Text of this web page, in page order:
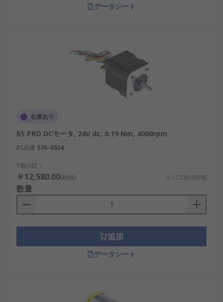
定格電力（電圧）：3V、5V、12V、24Vなど使
：温度や湿度条件に対応した防塵・
防水仕様の有無を考慮します。
DCモーターは用途範囲が広く、用途に応じて特性を
生かせることができます。工業用、商業用、ホビー
用など、様々な場面で実用されています。
再生可能エネルギー系設備
テムや風力発電の中で、パワーコンディショ
ナによる制御に使用。
半導体製造装置
：高精度な移動制御が求めら
：ECUやカーナビゲーション
系統の内部モーターとして活躍。
電子工作・ホビー用途
データシート
在庫あり
RS PRO DCモータ, 24V dc, 0.19 Nm, 4000rpm
RS品番 536-6024
1個小計：
￥12,580.00(税抜) ￥12,580.00/個
数量
追加
データシート